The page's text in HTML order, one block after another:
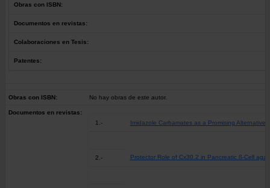
Obras con ISBN:
Documentos en revistas:
Colaboraciones en Tesis:
Patentes:
Obras con ISBN: No hay obras de este autor.
Documentos en revistas:
1.-
Imidazole Carbamates as a Promising
2.- Protector Role of Cx30.2 in Pancreatic ß-Cell